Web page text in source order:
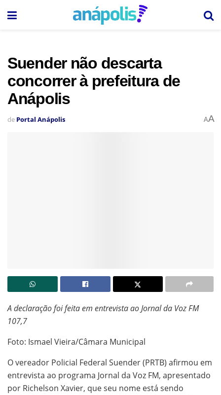
Suender não descarta
concorrer à prefeitura de
Anápolis
de Portal Anápolis AA
A declaração foi feita em entrevista ao Jornal da Voz FM
107,7
Foto: Ismael Vieira/Câmara Municipal
O vereador Policial Federal Suender (PRTB) afirmou em
entrevista ao programa Jornal da Voz FM, apresentado
por Richelson Xavier, que seu nome está sendo